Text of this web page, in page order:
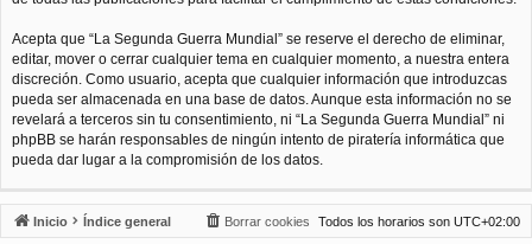
Acepta que “La Segunda Guerra Mundial” se reserve el derecho de eliminar,
editar, mover o cerrar cualquier tema en cualquier momento, a nuestra entera
discreción. Como usuario, acepta que cualquier información que introduzcas
pueda ser almacenada en una base de datos. Aunque esta información no se
revelará a terceros sin tu consentimiento, ni “La Segunda Guerra Mundial” ni
phpBB se harán responsables de ningún intento de piratería informática que
pueda dar lugar a la compromisión de los datos.
Inicio Índice general Todos los horarios son UTC+02:00
Borrar cookies